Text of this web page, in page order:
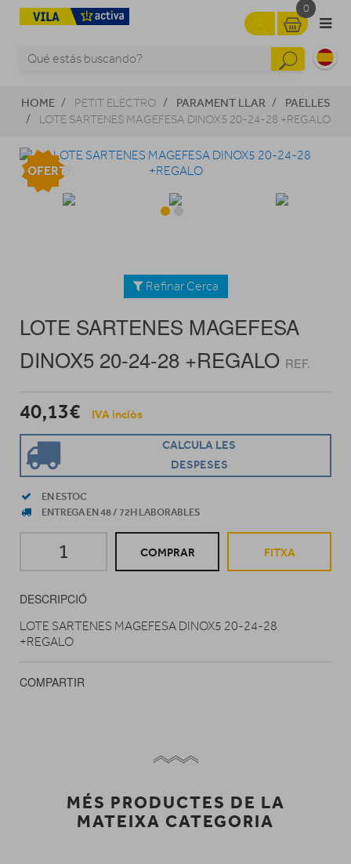
0
HOME PETIT ELECTRO PARAMENT LLAR PAELLES
LOTE SARTENES MAGEFESA DINOX5 20-24-28 +REGALO
OFERTA
Refinar Cerca
LOTE SARTENES MAGEFESA
DINOX5 20-24-28 +REGALO REF.
40,13€ IVA inclòs
CALCULA LES
DESPESES
EN ESTOC
ENTREGA EN 48 / 72H LABORABLES
COMPRAR FITXA
DESCRIPCIÓ
LOTE SARTENES MAGEFESA DINOX5 20-24-28
+REGALO
COMPARTIR
MÉS PRODUCTES DE LA
MATEIXA CATEGORIA